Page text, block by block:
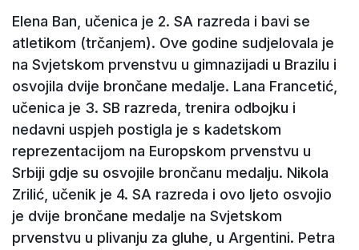
Elena Ban, učenica je 2. SA razreda i bavi se
atletikom (trčanjem). Ove godine sudjelovala je
na Svjetskom prvenstvu u gimnazijadi u Brazilu i
osvojila dvije brončane medalje. Lana Francetić,
učenica je 3. SB razreda, trenira odbojku i
nedavni uspjeh postigla je s kadetskom
reprezentacijom na Europskom prvenstvu u
Srbiji gdje su osvojile brončanu medalju. Nikola
Zrilić, učenik je 4. SA razreda i ovo ljeto osvojio
je dvije brončane medalje na Svjetskom
prvenstvu u plivanju za gluhe, u Argentini. Petra